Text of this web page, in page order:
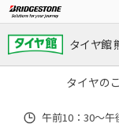
タイヤ館
タイヤの
午前10：30～